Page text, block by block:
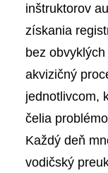
inštruktorov
získania
bez
akvizičný
jednotlivcom,
čelia
Každý deň
vodičský